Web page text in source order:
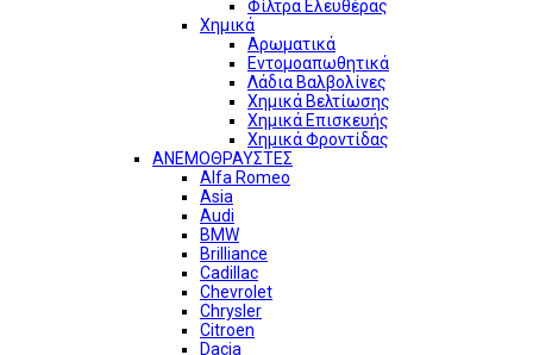
Φίλτρα Ελευθέρας
Χημικά
Αρωματικά
Εντομοαπωθητικά
Λάδια Βαλβολίνες
Χημικά Βελτίωσης
Χημικά Επισκευής
Χημικά Φροντίδας
ΑΝΕΜΟΘΡΑΥΣΤΕΣ
Alfa Romeo
Asia
Audi
BMW
Brilliance
Cadillac
Chevrolet
Chrysler
Citroen
Dacia